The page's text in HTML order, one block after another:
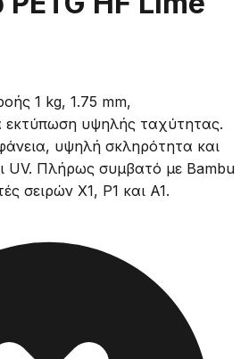
1 kg, 1.75 mm,
εκτύπωση υψηλής ταχύτητας.
υψηλή σκληρότητα και
UV. Πλήρως συμβατό με Bambu
σειρών X1, P1 και A1.